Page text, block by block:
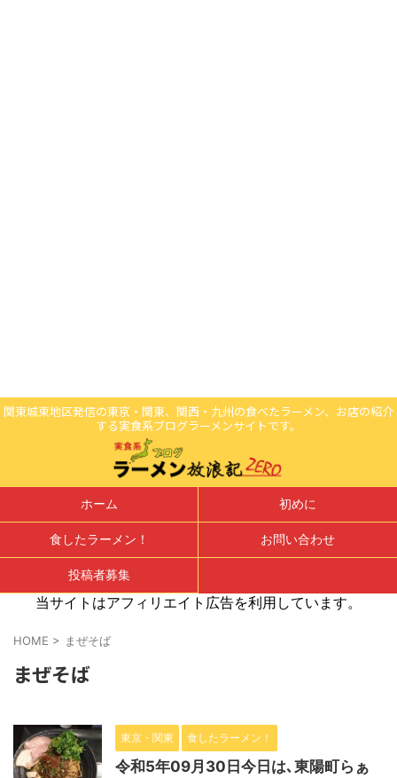
関東城東地区発信の東京・関東、関西・九州の食べたラーメン、お店の紹介
する実食系ブログラーメンサイトです。
ホーム 初めに
食したラーメン！ お問い合わせ
投稿者募集
当サイトはアフィリエイト広告を利用しています。
HOME > まぜそば
まぜそば
東京・関東 食したラーメン！
令和5年09月30日今日は､東陽町らぁ